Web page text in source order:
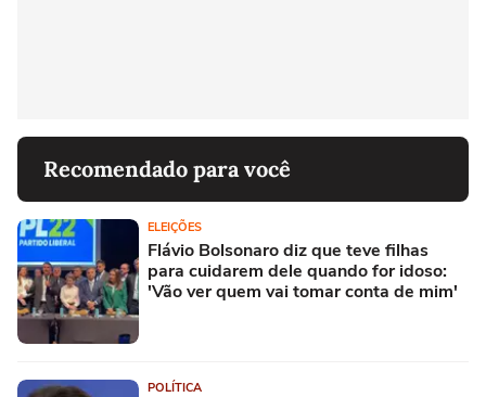
Recomendado para você
ELEIÇÕES
Flávio Bolsonaro diz que teve filhas
para cuidarem dele quando for idoso:
'Vão ver quem vai tomar conta de mim'
POLÍTICA